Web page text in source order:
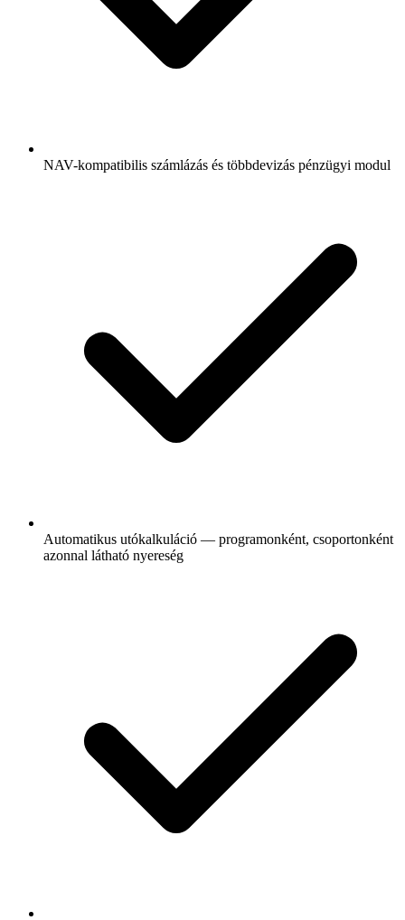
NAV-kompatibilis számlázás és többdevizás pénzügyi modul
Automatikus utókalkuláció — programonként, csoportonként
azonnal látható nyereség